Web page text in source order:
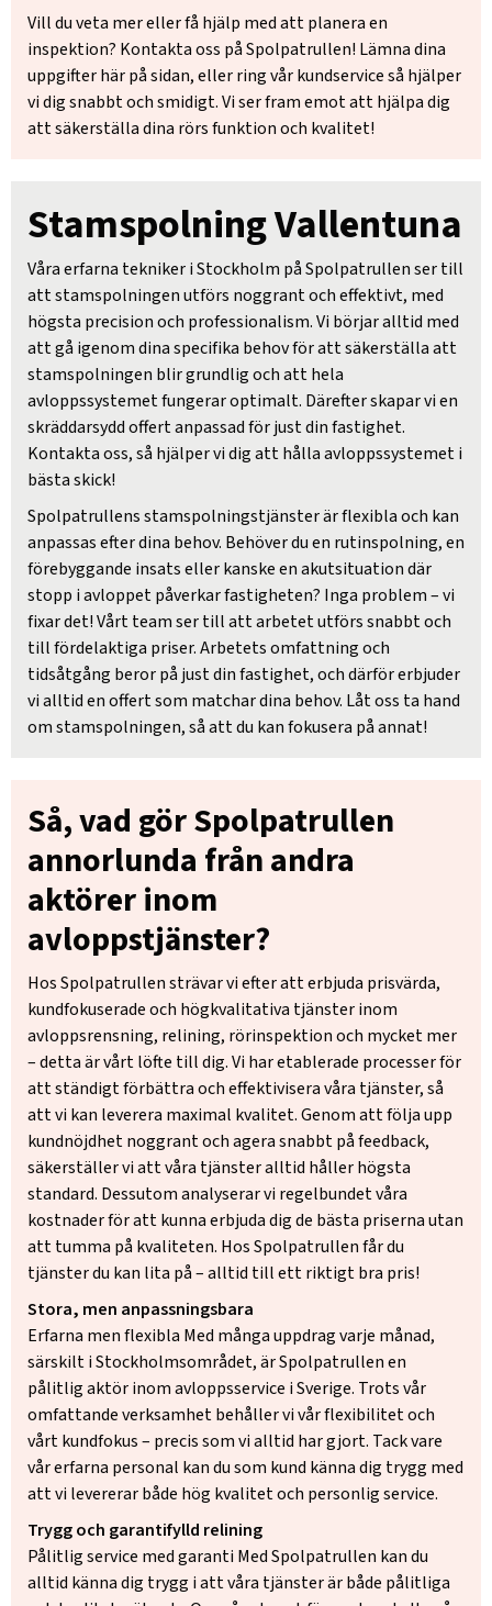
Vill du veta mer eller få hjälp med att planera en
inspektion? Kontakta oss på Spolpatrullen! Lämna dina
uppgifter här på sidan, eller ring vår kundservice så hjälper
vi dig snabbt och smidigt. Vi ser fram emot att hjälpa dig
att säkerställa dina rörs funktion och kvalitet!
Stamspolning Vallentuna
Våra erfarna tekniker i Stockholm på Spolpatrullen ser till
att stamspolningen utförs noggrant och effektivt, med
högsta precision och professionalism. Vi börjar alltid med
att gå igenom dina specifika behov för att säkerställa att
stamspolningen blir grundlig och att hela
avloppssystemet fungerar optimalt. Därefter skapar vi en
skräddarsydd offert anpassad för just din fastighet.
Kontakta oss, så hjälper vi dig att hålla avloppssystemet i
bästa skick!
Spolpatrullens stamspolningstjänster är flexibla och kan
anpassas efter dina behov. Behöver du en rutinspolning, en
förebyggande insats eller kanske en akutsituation där
stopp i avloppet påverkar fastigheten? Inga problem – vi
fixar det! Vårt team ser till att arbetet utförs snabbt och
till fördelaktiga priser. Arbetets omfattning och
tidsåtgång beror på just din fastighet, och därför erbjuder
vi alltid en offert som matchar dina behov. Låt oss ta hand
om stamspolningen, så att du kan fokusera på annat!
Så, vad gör Spolpatrullen
annorlunda från andra
aktörer inom
avloppstjänster?
Hos Spolpatrullen strävar vi efter att erbjuda prisvärda,
kundfokuserade och högkvalitativa tjänster inom
avloppsrensning, relining, rörinspektion och mycket mer
– detta är vårt löfte till dig. Vi har etablerade processer för
att ständigt förbättra och effektivisera våra tjänster, så
att vi kan leverera maximal kvalitet. Genom att följa upp
kundnöjdhet noggrant och agera snabbt på feedback,
säkerställer vi att våra tjänster alltid håller högsta
standard. Dessutom analyserar vi regelbundet våra
kostnader för att kunna erbjuda dig de bästa priserna utan
att tumma på kvaliteten. Hos Spolpatrullen får du
tjänster du kan lita på – alltid till ett riktigt bra pris!
Stora, men anpassningsbara
Erfarna men flexibla Med många uppdrag varje månad,
särskilt i Stockholmsområdet, är Spolpatrullen en
pålitlig aktör inom avloppsservice i Sverige. Trots vår
omfattande verksamhet behåller vi vår flexibilitet och
vårt kundfokus – precis som vi alltid har gjort. Tack vare
vår erfarna personal kan du som kund känna dig trygg med
att vi levererar både hög kvalitet och personlig service.
Trygg och garantifylld relining
Pålitlig service med garanti Med Spolpatrullen kan du
alltid känna dig trygg i att våra tjänster är både pålitliga